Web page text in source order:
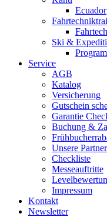
Ecuador
Ski &
Service
AGB
Katalog
Versicherung
Gutschein
Garantie
Buchung &
Unsere Partner
Checkliste
Messeauftritte
Impressum
Kontakt
Newsletter